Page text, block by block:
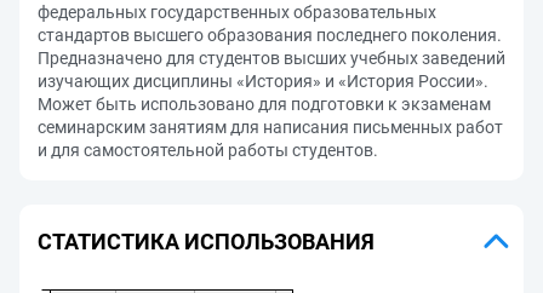
федеральных государственных образовательных
стандартов высшего образования последнего поколения.
Предназначено для студентов высших учебных заведений
изучающих дисциплины «История» и «История России».
Может быть использовано для подготовки к экзаменам
семинарским занятиям для написания письменных работ
и для самостоятельной работы студентов.
СТАТИСТИКА ИСПОЛЬЗОВАНИЯ